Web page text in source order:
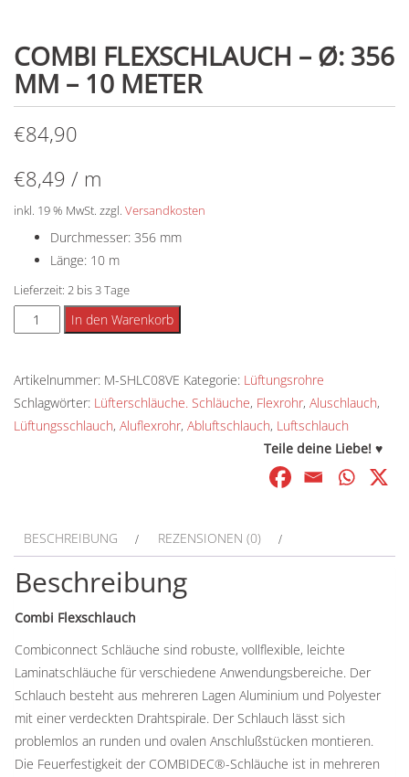
COMBI FLEXSCHLAUCH – Ø: 356
MM – 10 METER
€84,90
€8,49 / m
inkl. 19 % MwSt. zzgl. Versandkosten
Durchmesser: 356 mm
Länge: 10 m
Lieferzeit: 2 bis 3 Tage
Combi
Flexschlauch
Ø:
356
mm
In den Warenkorb
Artikelnummer: M-SHLC08VE Kategorie: Lüftungsrohre
Schlagwörter: Lüfterschläuche. Schläuche, Flexrohr, Aluschlauch,
Lüftungsschlauch, Aluflexrohr, Abluftschlauch, Luftschlauch
Teile deine Liebe! ♥
BESCHREIBUNG REZENSIONEN (0)
Beschreibung
Combi Flexschlauch
Combiconnect Schläuche sind robuste, vollflexible, leichte
Laminatschläuche für verschiedene Anwendungsbereiche. Der
Schlauch besteht aus mehreren Lagen Aluminium und Polyester
mit einer verdeckten Drahtspirale. Der Schlauch lässt sich
problemlos an runden und ovalen Anschlußstücken montieren.
Die Feuerfestigkeit der COMBIDEC®-Schläuche ist in mehreren